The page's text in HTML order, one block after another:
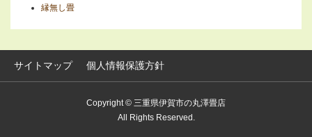
縁無し畳
サイトマップ 個人情報保護方針
Copyright © 三重県伊賀市の丸澤畳店
All Rights Reserved.